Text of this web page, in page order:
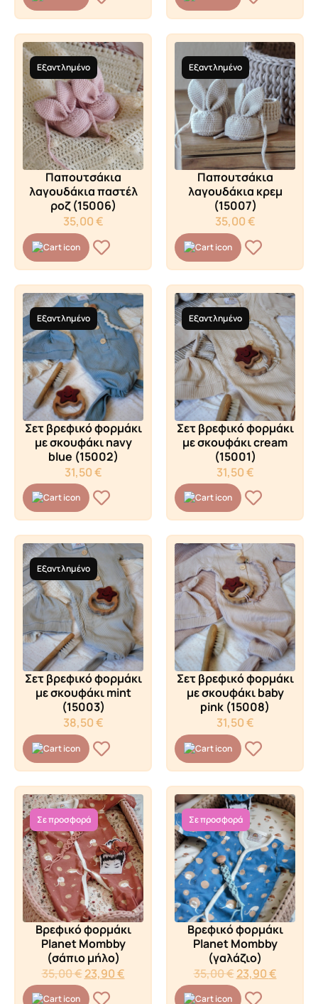
Εξαντλημένο
Παπουτσάκια
λαγουδάκια παστέλ
ροζ (15006)
35,00€
Εξαντλημένο
Παπουτσάκια
λαγουδάκια κρεμ
(15007)
35,00€
Εξαντλημένο
Σετ βρεφικό φορμάκι
με σκουφάκι navy
blue (15002)
31,50€
Εξαντλημένο
Σετ βρεφικό φορμάκι
με σκουφάκι cream
(15001)
31,50€
Εξαντλημένο
Σετ βρεφικό φορμάκι
με σκουφάκι mint
(15003)
38,50€
Σετ βρεφικό φορμάκι
με σκουφάκι baby
pink (15008)
31,50€
Σε προσφορά
Βρεφικό φορμάκι
Planet Mombby
(σάπιο μήλο)
35,00€ 23,90€
Σε προσφορά
Βρεφικό φορμάκι
Planet Mombby
(γαλάζιο)
35,00€ 23,90€